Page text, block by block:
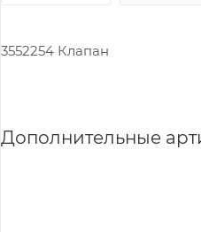
3552254 Клапан
Дополнительные